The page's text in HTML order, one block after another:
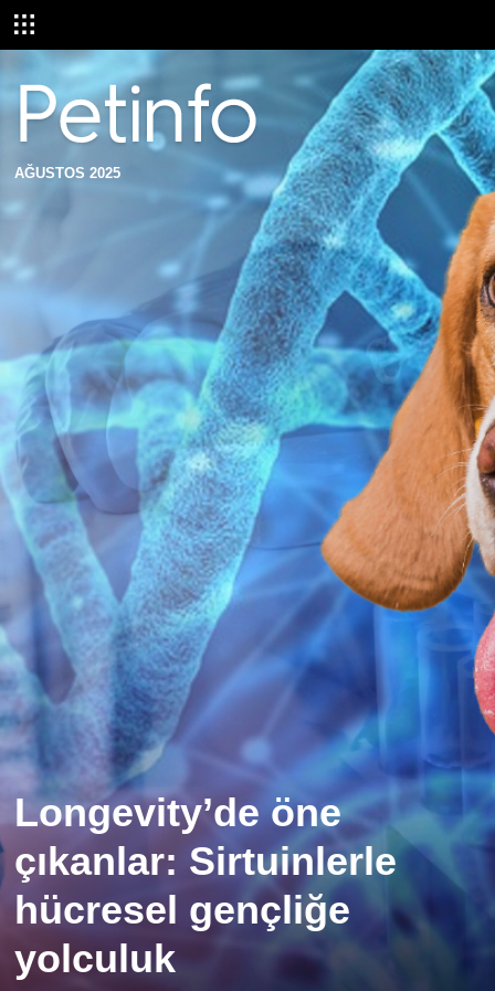
AĞUSTOS 2025
Longevity’de öne
çıkanlar: Sirtuinlerle
hücresel gençliğe
yolculuk